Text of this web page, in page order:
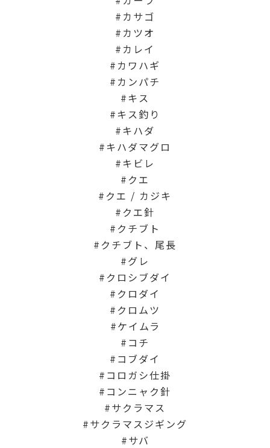
カサゴ
カツオ
カレイ
カワハギ
カンパチ
キス
キス釣り
キハダ
キハダマグロ
キビレ
クエ
クエ / カジキ
クエ針
クチブト
クチブト、尾長
グレ
クロシブダイ
クロダイ
クロムツ
ケイムラ
コチ
コブダイ
コロガシ仕掛
コンニャク針
サクラマス
サクラマスジギング
サバ